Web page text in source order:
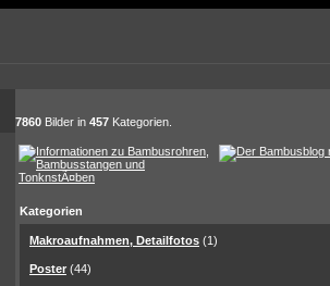
7860 Bilder in 457 Kategorien.
Kategorien
Makroaufnahmen, Detailfotos (1)
Poster (44)